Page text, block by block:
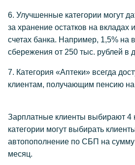
6. Улучшенные категории могут
за хранение остатков на вкладах
счетах банка. Например, 1,5% на
сбережения от 250 тыс. рублей в
7. Категория «Аптеки» всегда
клиентам, получающим пенсию на
Зарплатные клиенты выбирают 4
категории могут выбирать
автопополнение по СБП на сумму
месяц.